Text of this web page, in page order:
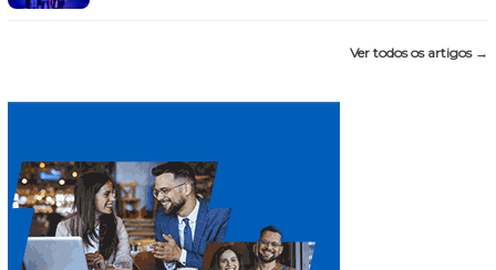
Ver todos os artigos →